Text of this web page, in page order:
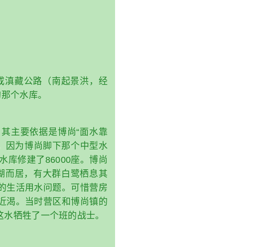
滇藏公路（南起景洪，经
个水库。
主要依据是博尚“面水靠
因为博尚脚下那个中型水
库修建了86000座。博尚
而居，有大群白鹭栖息其
生活用水问题。可惜营房
渴。当时营区和博尚镇的
牺牲了一个班的战士。